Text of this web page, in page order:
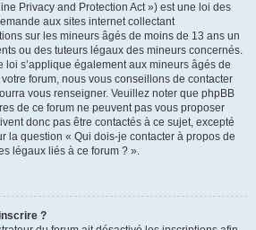
Privacy and Protection Act ») est une loi des
aux sites internet collectant
sur les mineurs âgés de moins de 13 ans un
ou des tuteurs légaux des mineurs concernés.
loi s’applique également aux mineurs âgés de
forum, nous vous conseillons de contacter
vous renseigner. Veuillez noter que phpBB
de ce forum ne peuvent pas vous proposer
donc pas être contactés à ce sujet, excepté
la question « Qui dois-je contacter à propos de
légaux liés à ce forum ? ».
?